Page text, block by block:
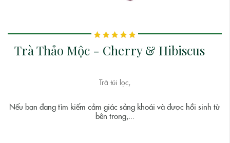
Trà Thảo Mộc - Cherry & Hibiscus
Trà túi lọc,
Nếu bạn đang tìm kiếm cảm giác sảng khoái và được hồi sinh từ
bên trong,...